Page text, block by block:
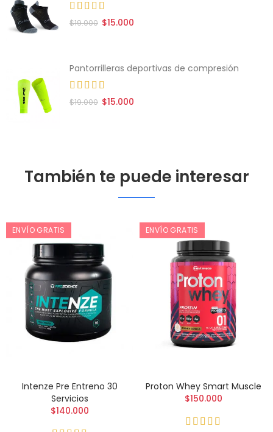
$19.000 $15.000
Pantorrilleras deportivas de compresión
$19.000 $15.000
También te puede interesar
ENVÍO GRATIS
Intenze Pre Entreno 30
Servicios
$140.000
ENVÍO GRATIS
Proton Whey Smart Muscle
$150.000